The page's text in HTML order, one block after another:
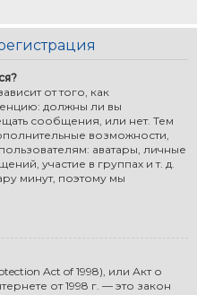
от того, как
должны ли вы
сообщения, или нет. Тем
возможности,
аватары, личные
участие в группах и т. д.
минут, поэтому мы
Act of 1998), или Акт о
от 1998 г. — это закон